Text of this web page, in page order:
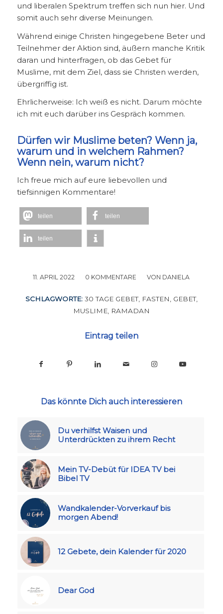
und liberalen Spektrum treffen sich nun hier. Und
somit auch sehr diverse Meinungen.
Während einige Christen hingegebene Beter und
Teilnehmer der Aktion sind, äußern manche Kritik
daran und hinterfragen, ob das Gebet für
Muslime, mit dem Ziel, dass sie Christen werden,
übergriffig ist.
Ehrlicherweise: Ich weiß es nicht. Darum möchte
ich mit euch darüber ins Gespräch kommen.
Dürfen wir Muslime beten? Wenn ja,
warum und in welchem Rahmen?
Wenn nein, warum nicht?
Ich freue mich auf eure liebevollen und
tiefsinnigen Kommentare!
teilen teilen
teilen
11. APRIL 2022
/ 0 KOMMENTARE
/ VON DANIELA
SCHLAGWORTE: 30 TAGE GEBET, FASTEN GEBET,
MUSLIME, RAMADAN
Eintrag teilen
Das könnte Dich auch interessieren
Du verhilfst Waisen und
Unterdrückten zu ihrem Recht
Mein TV-Debüt für IDEA TV bei
Bibel TV
Wandkalender-Vorverkauf bis
morgen Abend!
12 Gebete, dein Kalender für 2020
Dear God